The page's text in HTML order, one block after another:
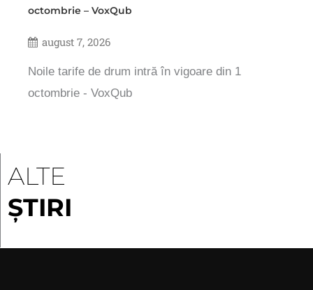
octombrie – VoxQub
august 7, 2026
Noile tarife de drum intră în vigoare din 1
octombrie - VoxQub
ALTE
ȘTIRI